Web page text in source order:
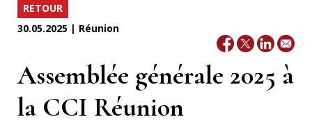
RETOUR
30.05.2025 | Réunion
Assemblée générale 2025 à
la CCI Réunion